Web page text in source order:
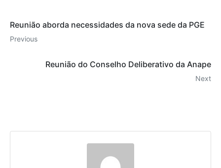
Reunião aborda necessidades da nova sede da PGE
Previous
Reunião do Conselho Deliberativo da Anape
Next